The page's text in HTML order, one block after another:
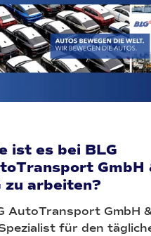
ist es bei BLG
GmbH
zu arbeiten?
AutoTransport GmbH
für den